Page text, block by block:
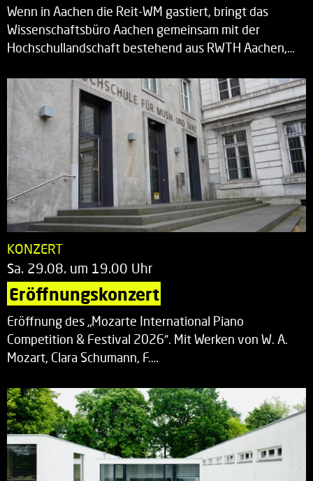
Wenn in Aachen die Reit-WM gastiert, bringt das
Wissenschaftsbüro Aachen gemeinsam mit der
Hochschullandschaft bestehend aus RWTH Aachen,…
KONZERT
Sa. 29.08. um 19.00 Uhr
Eröffnungskonzert
Eröffnung des „Mozarte International Piano
Competition & Festival 2026“. Mit Werken von W. A.
Mozart, Clara Schumann, F.…